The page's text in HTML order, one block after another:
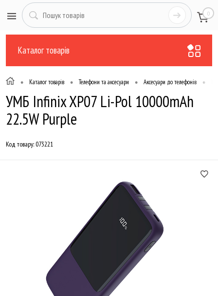
0
Каталог товарів
• Каталог товарів • Телефони та аксесуари • Аксесуари до телефонів •
УМБ Infinix XP07 Li-Pol 10000mAh
22.5W Purple
Код товару:073221